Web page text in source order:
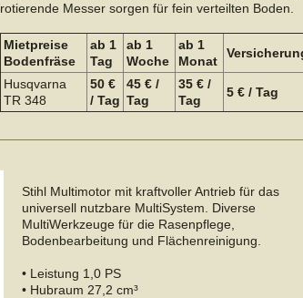
rotierende Messer sorgen für fein verteilten Boden.
Mietpreise
Bodenfräse
ab 1
Tag
ab 1
Woche
ab 1
Monat
Husqvarna
TR 348
50 €
/ Tag
45 € /
Tag
35 € /
Tag
5 € / Tag
Stihl Multimotor mit kraftvoller Antrieb für das
universell nutzbare MultiSystem. Diverse
MultiWerkzeuge für die Rasenpflege,
Bodenbearbeitung und Flächenreinigung.
• Leistung 1,0 PS
• Hubraum 27,2 cm³